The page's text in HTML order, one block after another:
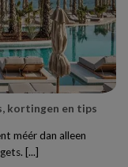
kortingen en tips
méér dan alleen
[...]